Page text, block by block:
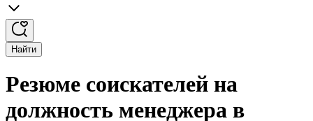
Найти
Резюме соискателей на
должность менеджера в